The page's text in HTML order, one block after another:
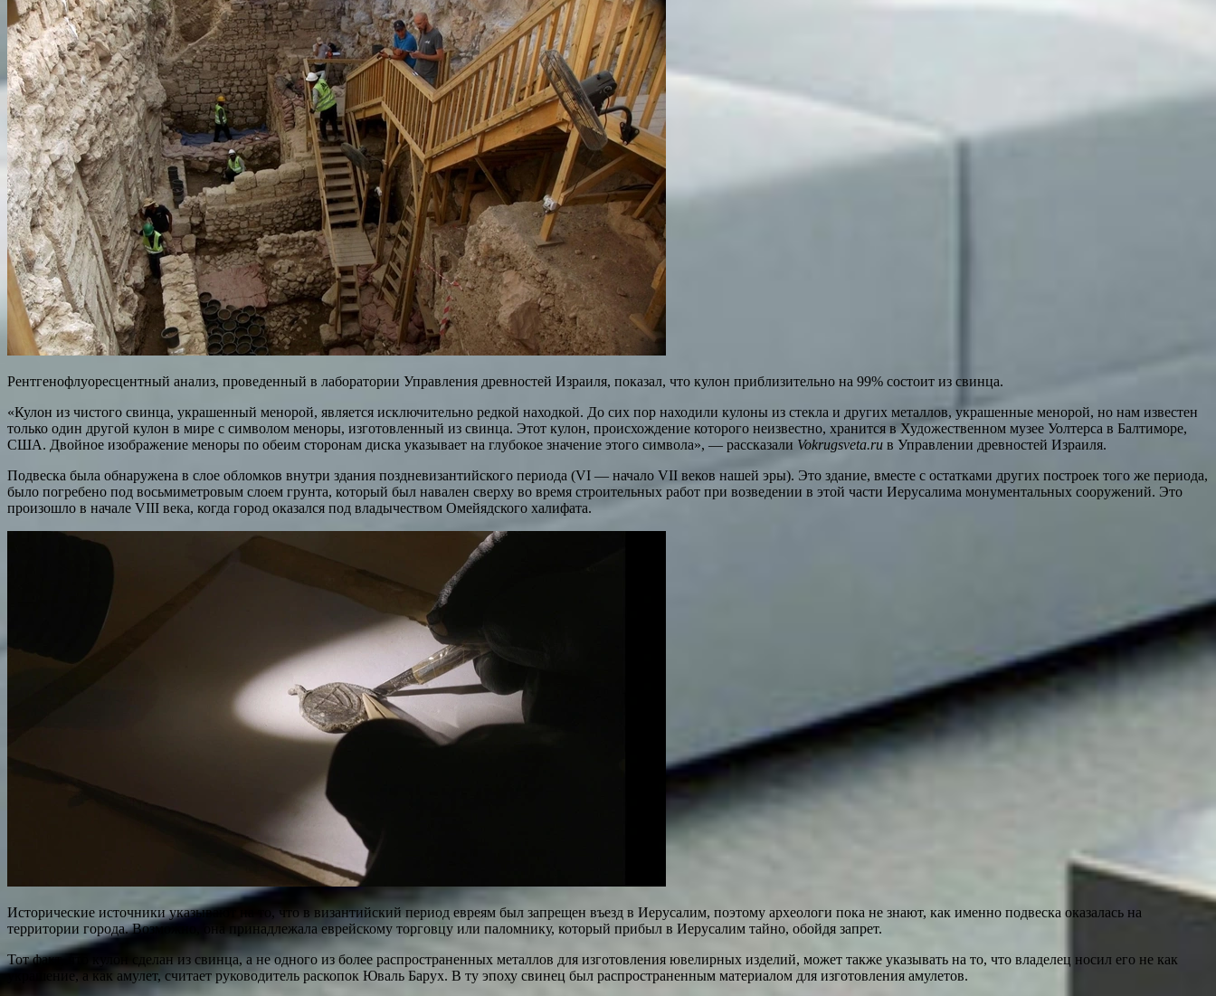
Рентгенофлуоресцентный анализ, проведенный в лаборатории Управления древностей Израиля, показал, что кулон приблизительно на 99% состоит из свинца.
«Кулон из чистого свинца, украшенный менорой, является исключительно редкой находкой. До сих пор находили кулоны из стекла и других металлов, украшенные менорой, но нам известен
только один другой кулон в мире с символом меноры, изготовленный из свинца. Этот кулон, происхождение которого неизвестно, хранится в Художественном музее Уолтерса в Балтиморе,
США. Двойное изображение меноры по обеим сторонам диска указывает на глубокое значение этого символа», — рассказали Vokrugsveta.ru в Управлении древностей Израиля.
Подвеска была обнаружена в слое обломков внутри здания поздневизантийского периода (VI — начало VII веков нашей эры). Это здание, вместе с остатками других построек того же периода,
было погребено под восьмиметровым слоем грунта, который был навален сверху во время строительных работ при возведении в этой части Иерусалима монументальных сооружений. Это
произошло в начале VIII века, когда город оказался под владычеством Омейядского халифата.
Исторические источники указывают на то, что в византийский период евреям был запрещен въезд в Иерусалим, поэтому археологи пока не знают, как именно подвеска оказалась на
территории города. Возможно, она принадлежала еврейскому торговцу или паломнику, который прибыл в Иерусалим тайно, обойдя запрет.
Тот факт, что кулон сделан из свинца, а не одного из более распространенных металлов для изготовления ювелирных изделий, может также указывать на то, что владелец носил его не как
украшение, а как амулет, считает руководитель раскопок Юваль Барух. В ту эпоху свинец был распространенным материалом для изготовления амулетов.